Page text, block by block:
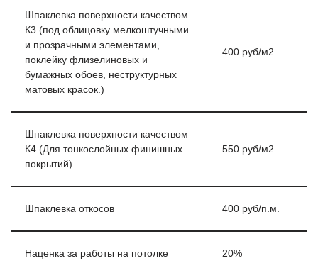
Шпаклевка поверхности качеством
К3 (под облицовку мелкоштучными
и прозрачными элементами,
поклейку флизелиновых и
бумажных обоев, неструктурных
матовых красок.)
400 руб/м2
Шпаклевка поверхности качеством
К4 (Для тонкослойных финишных
покрытий)
550 руб/м2
Шпаклевка откосов 400 руб/п.м.
Наценка за работы на потолке 20%